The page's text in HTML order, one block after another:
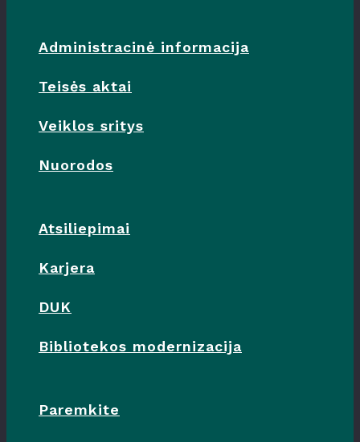
Administracinė informacija
Teisės aktai
Veiklos sritys
Nuorodos
Atsiliepimai
Karjera
DUK
Bibliotekos modernizacija
Paremkite